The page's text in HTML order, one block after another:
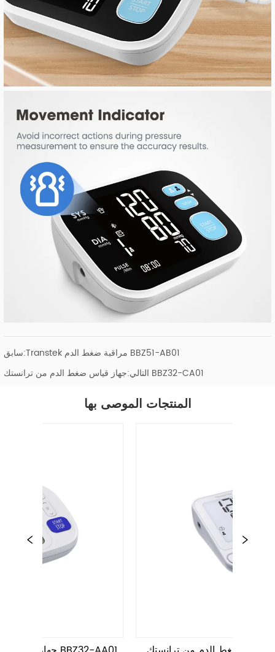
سابق:
Transtek مراقبة ضغط الدم BBZ51-AB01
التالي: جهاز قياس ضغط الدم من ترانستك BBZ32-CA01
المنتجات الموصى بها